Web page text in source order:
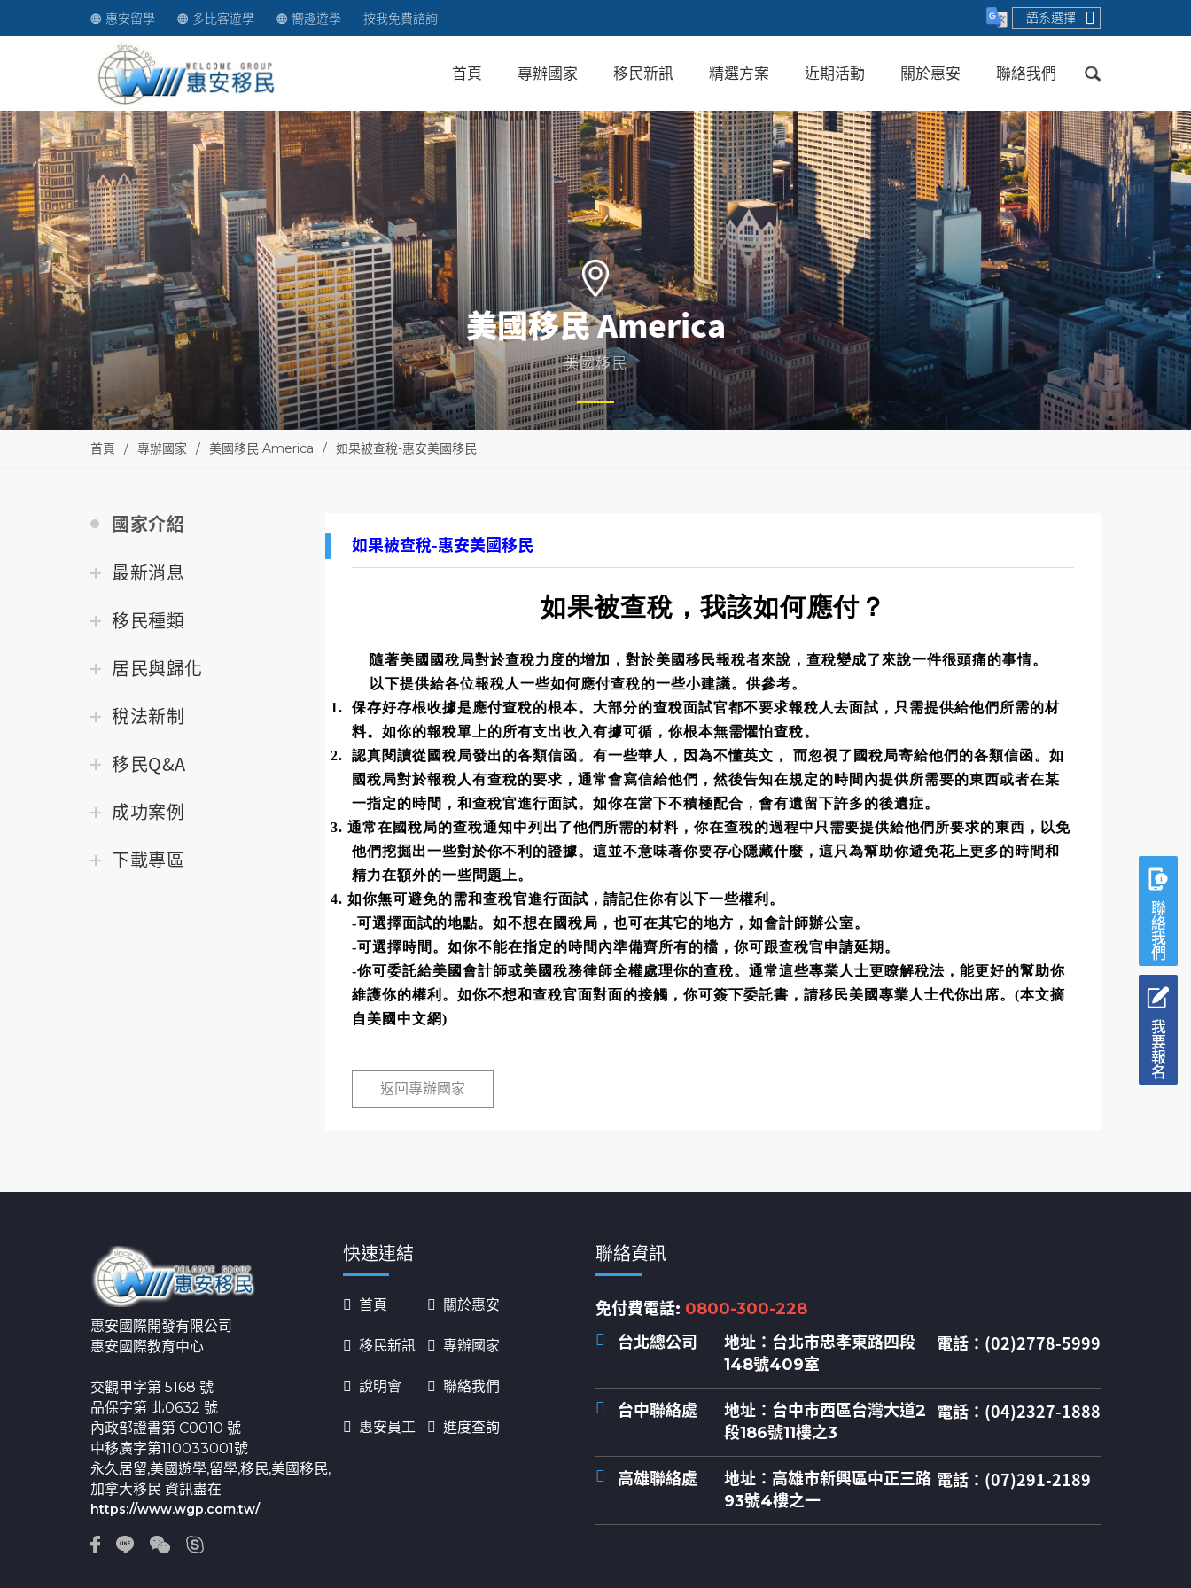
惠安留學 多比客遊學 嚮趣遊學 按我免費諮詢 語系選擇
首頁 專辦國家 移民新訊 精選方案 近期活動 關於惠安 聯絡我們
送出
美國移民 America
美國移民
首頁 專辦國家 美國移民 America 如果被查稅-惠安美國移民
國家介紹
最新消息
移民種類
居民與歸化
稅法新制
移民Q&A
成功案例
下載專區
如果被查稅-惠安美國移民
如果被查稅，我該如何應付？
隨著美國 國稅局對於查稅力度的增加，對於美國移民報稅者來說，查稅變成了來說一件很頭痛的事情。
以下提供給各位報稅人一些如何應付查稅的一些小建議。供參考。
1. 保存好存根收據是應付查稅的根本。大部分的查稅面試官都不要求報稅人去面試，只需提供給他們所需的材
料。如你的報稅單上的所有支出收入有據可循，你根本無需懼怕查稅。
2. 認真閱讀從國稅局發出的各類信函。有一些華人，因為不懂英文，
而忽視了國稅局寄給他們的各類信函。如
國稅局對於報稅人有查稅的要求，通常會寫信給他們，然後告知在規定的時間內提供所需要的東西或者在某
一指定的時間，和查稅官進行面試。如你在當下不積極配合，會有遺留下許多的後遺症。
3. 通常在國稅局的查稅通知中列出了他們所需的材料，你在查稅的過程中只需要提供給他們所要求的東西，以免
他們挖掘出一些對於你不利的證據。這並不意味著你要存心隱藏什麼，這只為幫助你避免花上更多的時間和
精力在額外的一些問題上。
4. 如你無可避免的需和查稅官進行面試，請記住你有以下一些權利。
-可選擇面試的地點。如不想在國稅局，也可在其它的地方，如會計師辦公室。
-可選擇時間。如你不能在指定的時間內準備齊所有的檔，你可跟查稅官申請延期。
-你可委託給美國會計師或美國稅務律師全權處理你的查稅。通常這些專業人士更瞭解稅法，能更好的幫助你
維護你的權利。如你不想和查稅官面對面的接觸，你可簽下委託書，請移民美國專業人士代你出席。 (本文摘
自美國中文網)
返回專辦國家
聯絡我們
我要報名
惠安國際開發有限公司
惠安國際教育中心
交觀甲字第 5168 號
品保字第 北0632 號
內政部證書第 C0010 號
中移廣字第110033001號
永久居留,美國遊學,留學,移民,美國移民,
加拿大移民 資訊盡在
https://www.wgp.com.tw/
快速連結
首頁
移民新訊
說明會
惠安員工
關於惠安
專辦國家
聯絡我們
進度查詢
聯絡資訊
免付費電話: 0800-300-228
台北總公司
地址： 台北市忠孝東路四段
148號409室
電話：(02)2778-5999
台中聯絡處 地址： 台中市西區台灣大道2
段186號11樓之3
電話：(04)2327-1888
高雄聯絡處 地址： 高雄市新興區中正三路
93號4樓之一
電話：(07)291-2189